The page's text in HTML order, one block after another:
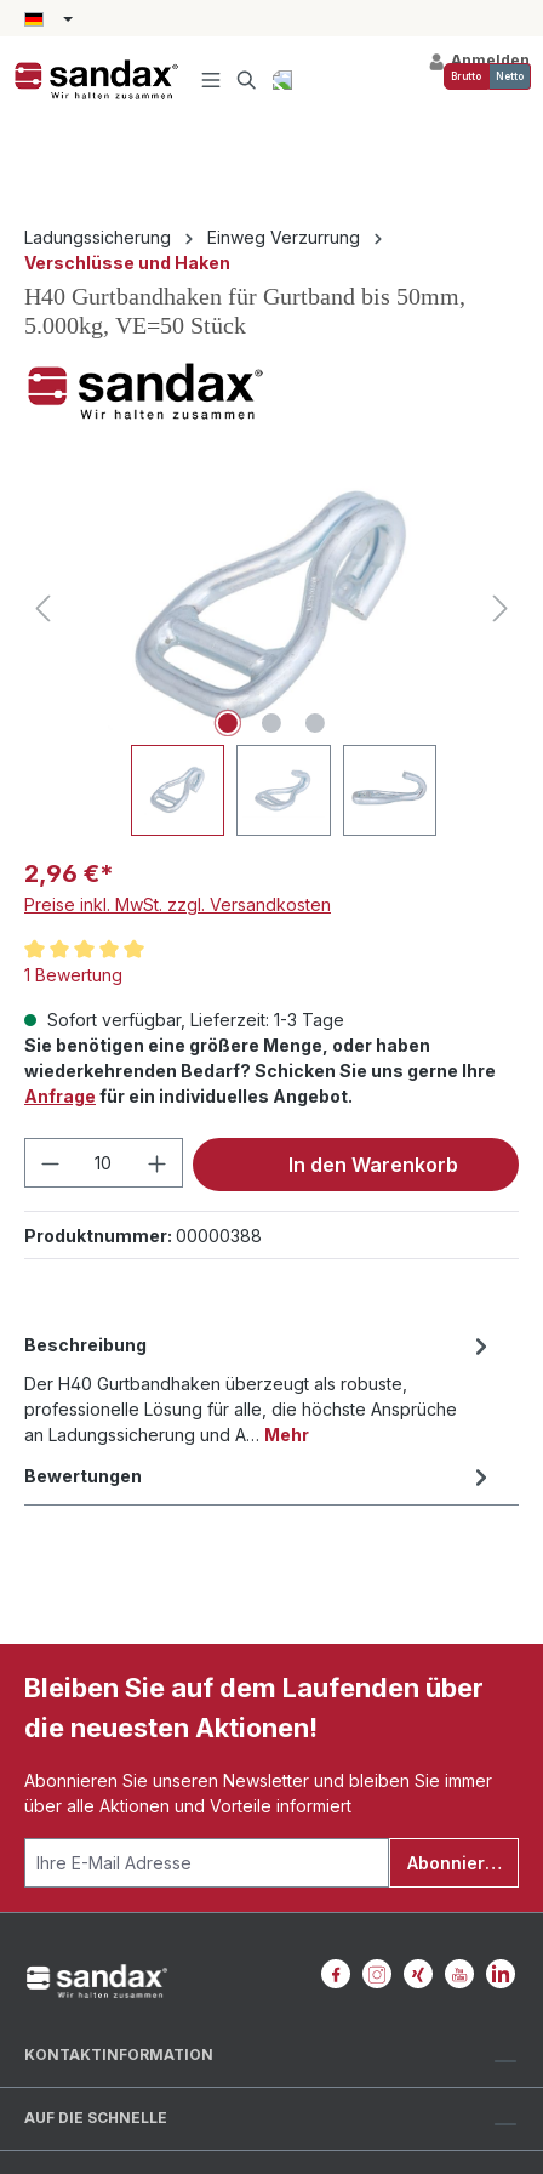
springen
Anmelden
Brutto Netto
Ladungssicherung
Einweg Verzurrung
Verschlüsse und Haken
H40 Gurtbandhaken für Gurtband bis 50mm,
5.000kg, VE=50 Stück
2,96 €*
Preise inkl. MwSt. zzgl. Versandkosten
Durchschnittliche Bewertung von 5 von 5 Sternen
1 Bewertung
Sofort verfügbar, Lieferzeit: 1-3 Tage
Sie benötigen eine größere Menge, oder haben
wiederkehrenden Bedarf? Schicken Sie uns gerne Ihre
Anfrage für ein individuelles Angebot.
Produkt Anzahl: Gib denIn den Warenkorb
Produktnummer: 00000388
Beschreibung
Der H40 Gurtbandhaken überzeugt als robuste,
professionelle Lösung für alle, die höchste Ansprüche
an Ladungssicherung und A… Mehr
Bewertungen
Bleiben Sie auf dem Laufenden über
die neuesten Aktionen!
Abonnieren Sie unseren Newsletter und bleiben Sie immer
über alle Aktionen und Vorteile informiert
Abonnieren
KONTAKTINFORMATION
AUF DIE SCHNELLE